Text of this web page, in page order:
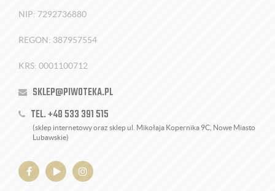
NIP: 7292736880
REGON: 387957554
KRS: 0001100712
SKLEP@PIWOTEKA.PL
TEL. +48 533 391 515
(sklep internetowy oraz sklep ul. Mikołaja Kopernika 9C, Nowe Miasto
Lubawskie)